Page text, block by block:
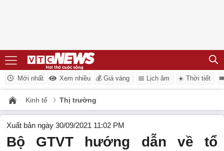
Mới nhất Xem nhiều 💰 Giá vàng 📅 Lịch âm ☀️ Thời tiết
Kinh tế Thị trường
Xuất bản ngày 30/09/2021 11:02 PM
Bộ GTVT hướng dẫn về tổ